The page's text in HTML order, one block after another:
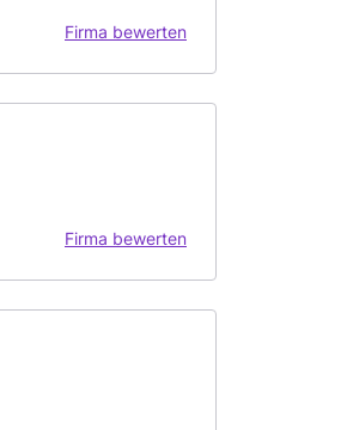
Firma bewerten
Firma bewerten